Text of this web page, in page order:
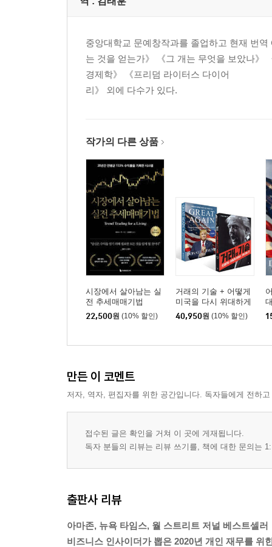
중앙대학교 문예창작과를 졸업하고 현재 번
는 것을 얻는가》 《그 개는 무엇을 보았나》
경제학》 《프리덤 라이터스 다이어
리》 외에 다수가 있다.
작가의 다른 상품
시장에서 살아남는 실
전 추세매매기법
22,500원 (10% 할인)
거래의 기술 + 어떻게
미국을 다시 위대하게
만들 것인가 세트
40,950원 (10% 할인)
만든 이 코멘트
저자, 역자, 편집자를 위한 공간입니다. 독자들에게 전하
접수된 글은 확인을 거쳐 이 곳에 게재됩니다.
독자 분들의 리뷰는 리뷰 쓰기를, 책에 대한 문의는
출판사 리뷰
아마존, 뉴욕 타임스, 월 스트리트 저널 베스트셀러
비즈니스 인사이더가 뽑은 2020년 개인 재무를 위